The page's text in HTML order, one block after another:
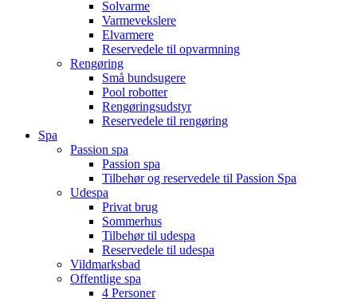
Solvarme
Varmevekslere
Elvarmere
Reservedele til opvarmning
Rengøring
Små bundsugere
Pool robotter
Rengøringsudstyr
Reservedele til rengøring
Spa
Passion spa
Passion spa
Tilbehør og reservedele til Passion Spa
Udespa
Privat brug
Sommerhus
Tilbehør til udespa
Reservedele til udespa
Vildmarksbad
Offentlige spa
4 Personer